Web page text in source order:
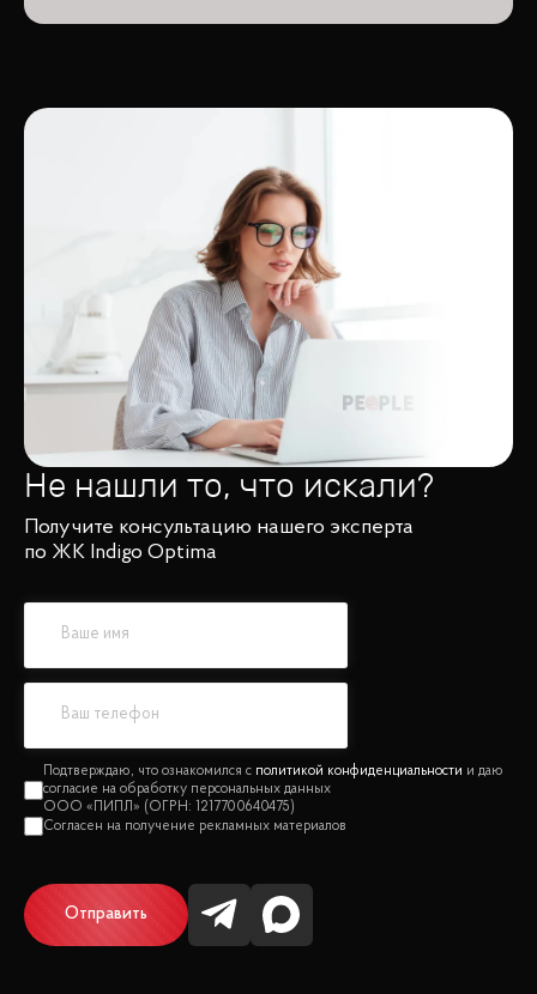
Не нашли то, что искали?
Получите консультацию нашего эксперта
по ЖК Indigo Optima
политикой конфиденциальности
Отправить